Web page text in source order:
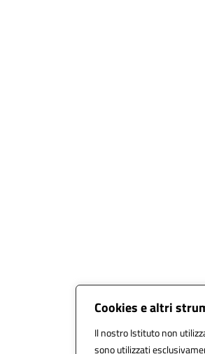
Cookies e altri
Il nostro Istituto non
sono utilizzati